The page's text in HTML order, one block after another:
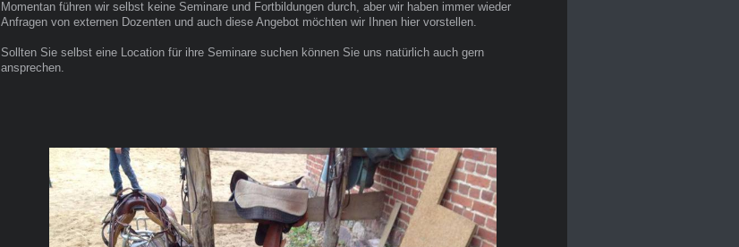
Momentan führen wir selbst keine Seminare und Fortbildungen durch, aber wir haben immer wieder
Anfragen von externen Dozenten und auch diese Angebot möchten wir Ihnen hier vorstellen.
Sollten Sie selbst eine Location für ihre Seminare suchen können Sie uns natürlich auch gern
ansprechen.